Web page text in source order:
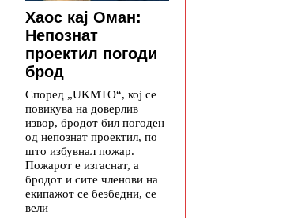
Хаос кај Оман:
Непознат
проектил погоди
брод
Според „UKMTO“, кој се
повикува на доверлив
извор, бродот бил погоден
од непознат проектил, по
што избувнал пожар.
Пожарот е изгаснат, а
бродот и сите членови на
екипажот се безбедни, се
вели